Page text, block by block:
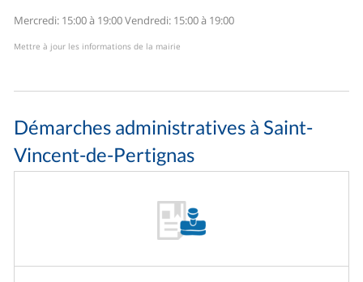
Mercredi: 15:00 à 19:00Vendredi: 15:00 à 19:00
Mettre à jour les informations de la mairie
Démarches administratives à Saint-
Vincent-de-Pertignas